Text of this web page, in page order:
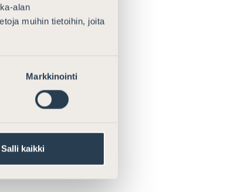
alan
muihin tietoihin, joita
Markkinointi
Salli kaikki